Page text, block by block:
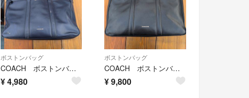
ボストンバッグ
COACH ボストンバッグ
¥4,980
ボストンバッグ
COACH ボストンバッグ
¥9,800